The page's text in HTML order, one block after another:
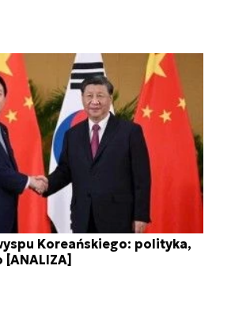
Koreańskiego: polityka,